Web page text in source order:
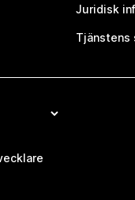
Juridisk
Tjänstens